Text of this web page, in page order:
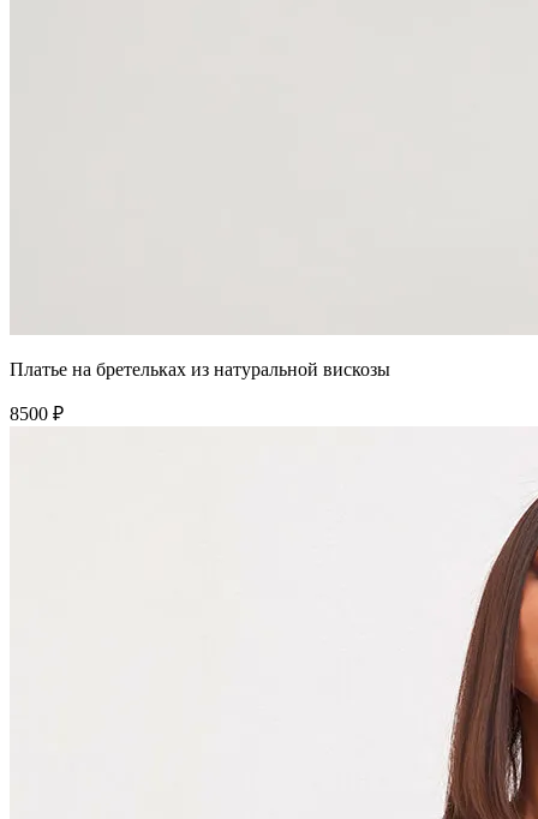
Платье на бретельках из натуральной вискозы
8500 ₽